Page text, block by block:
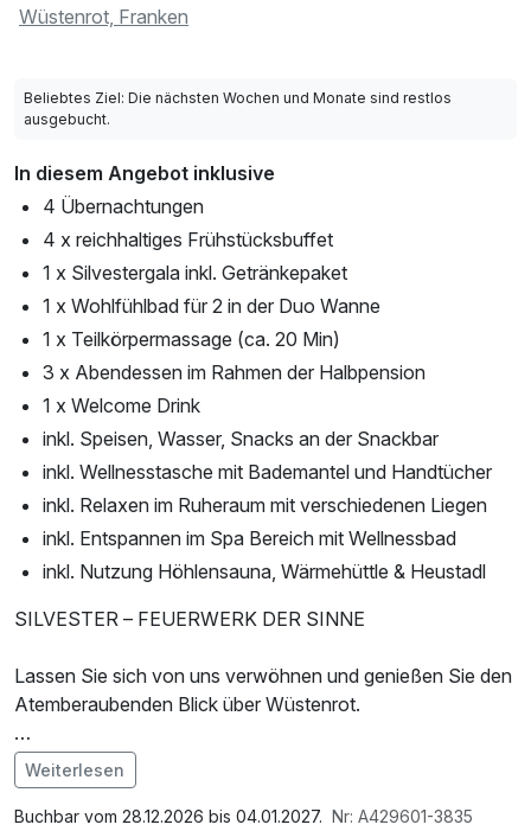
Wüstenrot, Franken
Beliebtes Ziel: Die nächsten Wochen und Monate sind restlos
ausgebucht.
In diesem Angebot inklusive
4 Übernachtungen
4 x reichhaltiges Frühstücksbuffet
1 x Silvestergala inkl. Getränkepaket
1 x Wohlfühlbad für 2 in der Duo Wanne
1 x Teilkörpermassage (ca. 20 Min)
3 x Abendessen im Rahmen der Halbpension
1 x Welcome Drink
inkl. Speisen, Wasser, Snacks an der Snackbar
inkl. Wellnesstasche mit Bademantel und Handtücher
inkl. Relaxen im Ruheraum mit verschiedenen Liegen
inkl. Entspannen im Spa Bereich mit Wellnessbad
inkl. Nutzung Höhlensauna, Wärmehüttle & Heustadl
SILVESTER – FEUERWERK DER SINNE
Lassen Sie sich von uns verwöhnen und genießen Sie den
Atemberaubenden Blick über Wüstenrot.
Leistungen
1 x Welcome Drink
Im Angebot enthalten
1 x Welcome Drink, 1 Flasche Mineralwasser,
Weiterlesen
Buchbar vom 28.12.2026 bis 04.01.2027. Nr: A429601-3835